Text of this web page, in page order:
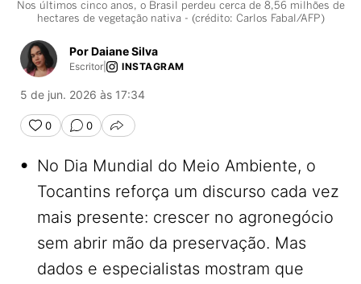
Nos últimos cinco anos, o Brasil perdeu cerca de 8,56 milhões de
hectares de vegetação nativa - (crédito: Carlos Fabal/AFP)
Por Daiane Silva
Escritor INSTAGRAM
5 de jun. 2026 às 17:34
0 0 COMPARTILHAR
• No Dia Mundial do Meio Ambiente, o
Tocantins reforça um discurso cada vez
mais presente: crescer no agronegócio
sem abrir mão da preservação. Mas
dados e especialistas mostram que